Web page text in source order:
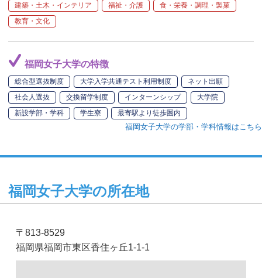
建築・土木・インテリア 福祉・介護
食・栄養・調理・製菓
教育・文化
福岡女子大学の特徴
総合型選抜制度 大学入学共通テスト利用制度
ネット出願
社会人選抜
交換留学制度 インターンシップ
大学院
新設学部・学科
学生寮 最寄駅より徒歩圏内
福岡女子大学の学部・学科情報はこちら
福岡女子大学の所在地
〒813-8529
福岡県福岡市東区香住ヶ丘1-1-1